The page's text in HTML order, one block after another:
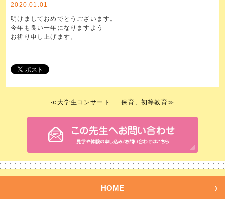
2020.01.01
明けましておめでとうございます。
今年も良い一年になりますよう
お祈り申し上げます。
≪大学生コンサート 保育、初等教育≫
HOME